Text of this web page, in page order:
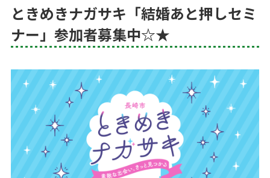
ときめきナガサキ「結婚あと押しセミ
ナー」参加者募集中☆★